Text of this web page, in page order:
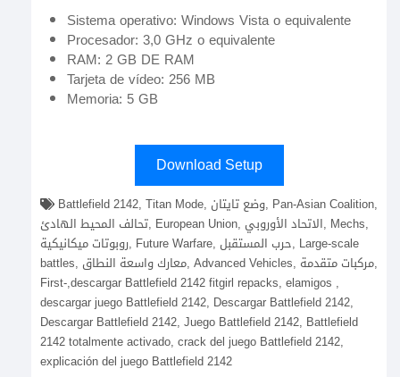
Sistema operativo: Windows Vista o equivalente
Procesador: 3,0 GHz o equivalente
RAM: 2 GB DE RAM
Tarjeta de vídeo: 256 MB
Memoria: 5 GB
Download Setup
Battlefield 2142, Titan Mode, وضع تايتان, Pan-Asian Coalition,
تحالف المحيط الهادئ, European Union, الاتحاد الأوروبي, Mechs,
روبوتات ميكانيكية, Future Warfare, حرب المستقبل, Large-scale
battles, معارك واسعة النطاق, Advanced Vehicles, مركبات متقدمة,
First-,descargar Battlefield 2142 fitgirl repacks, elamigos ,
descargar juego Battlefield 2142, Descargar Battlefield 2142,
Descargar Battlefield 2142, Juego Battlefield 2142, Battlefield
2142 totalmente activado, crack del juego Battlefield 2142,
explicación del juego Battlefield 2142